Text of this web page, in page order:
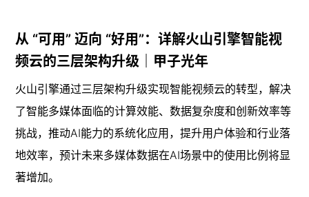
17
17
20
从 “可用” 迈向 “好用”：详解火山引擎智能视
频云的三层架构升级｜甲子光年
火山引擎通过三层架构升级实现智能视频云的转型，解决
了智能多媒体面临的计算效能、数据复杂度和创新效率等
挑战，推动AI能力的系统化应用，提升用户体验和行业落
地效率，预计未来多媒体数据在AI场景中的使用比例将显
著增加。